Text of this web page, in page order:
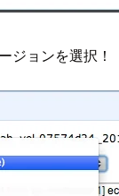
ジョンを選択！